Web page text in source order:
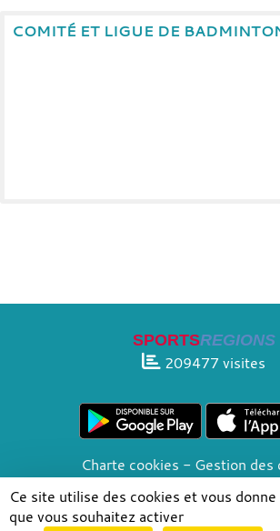
COMITÉ ET LIGUE DE
SPORTSREGIONS
209477visites
Charte cookies
Gestion des
Informations légales
Signaler un
Ce site utilise des cookies et vous
que vous souhaitez activer